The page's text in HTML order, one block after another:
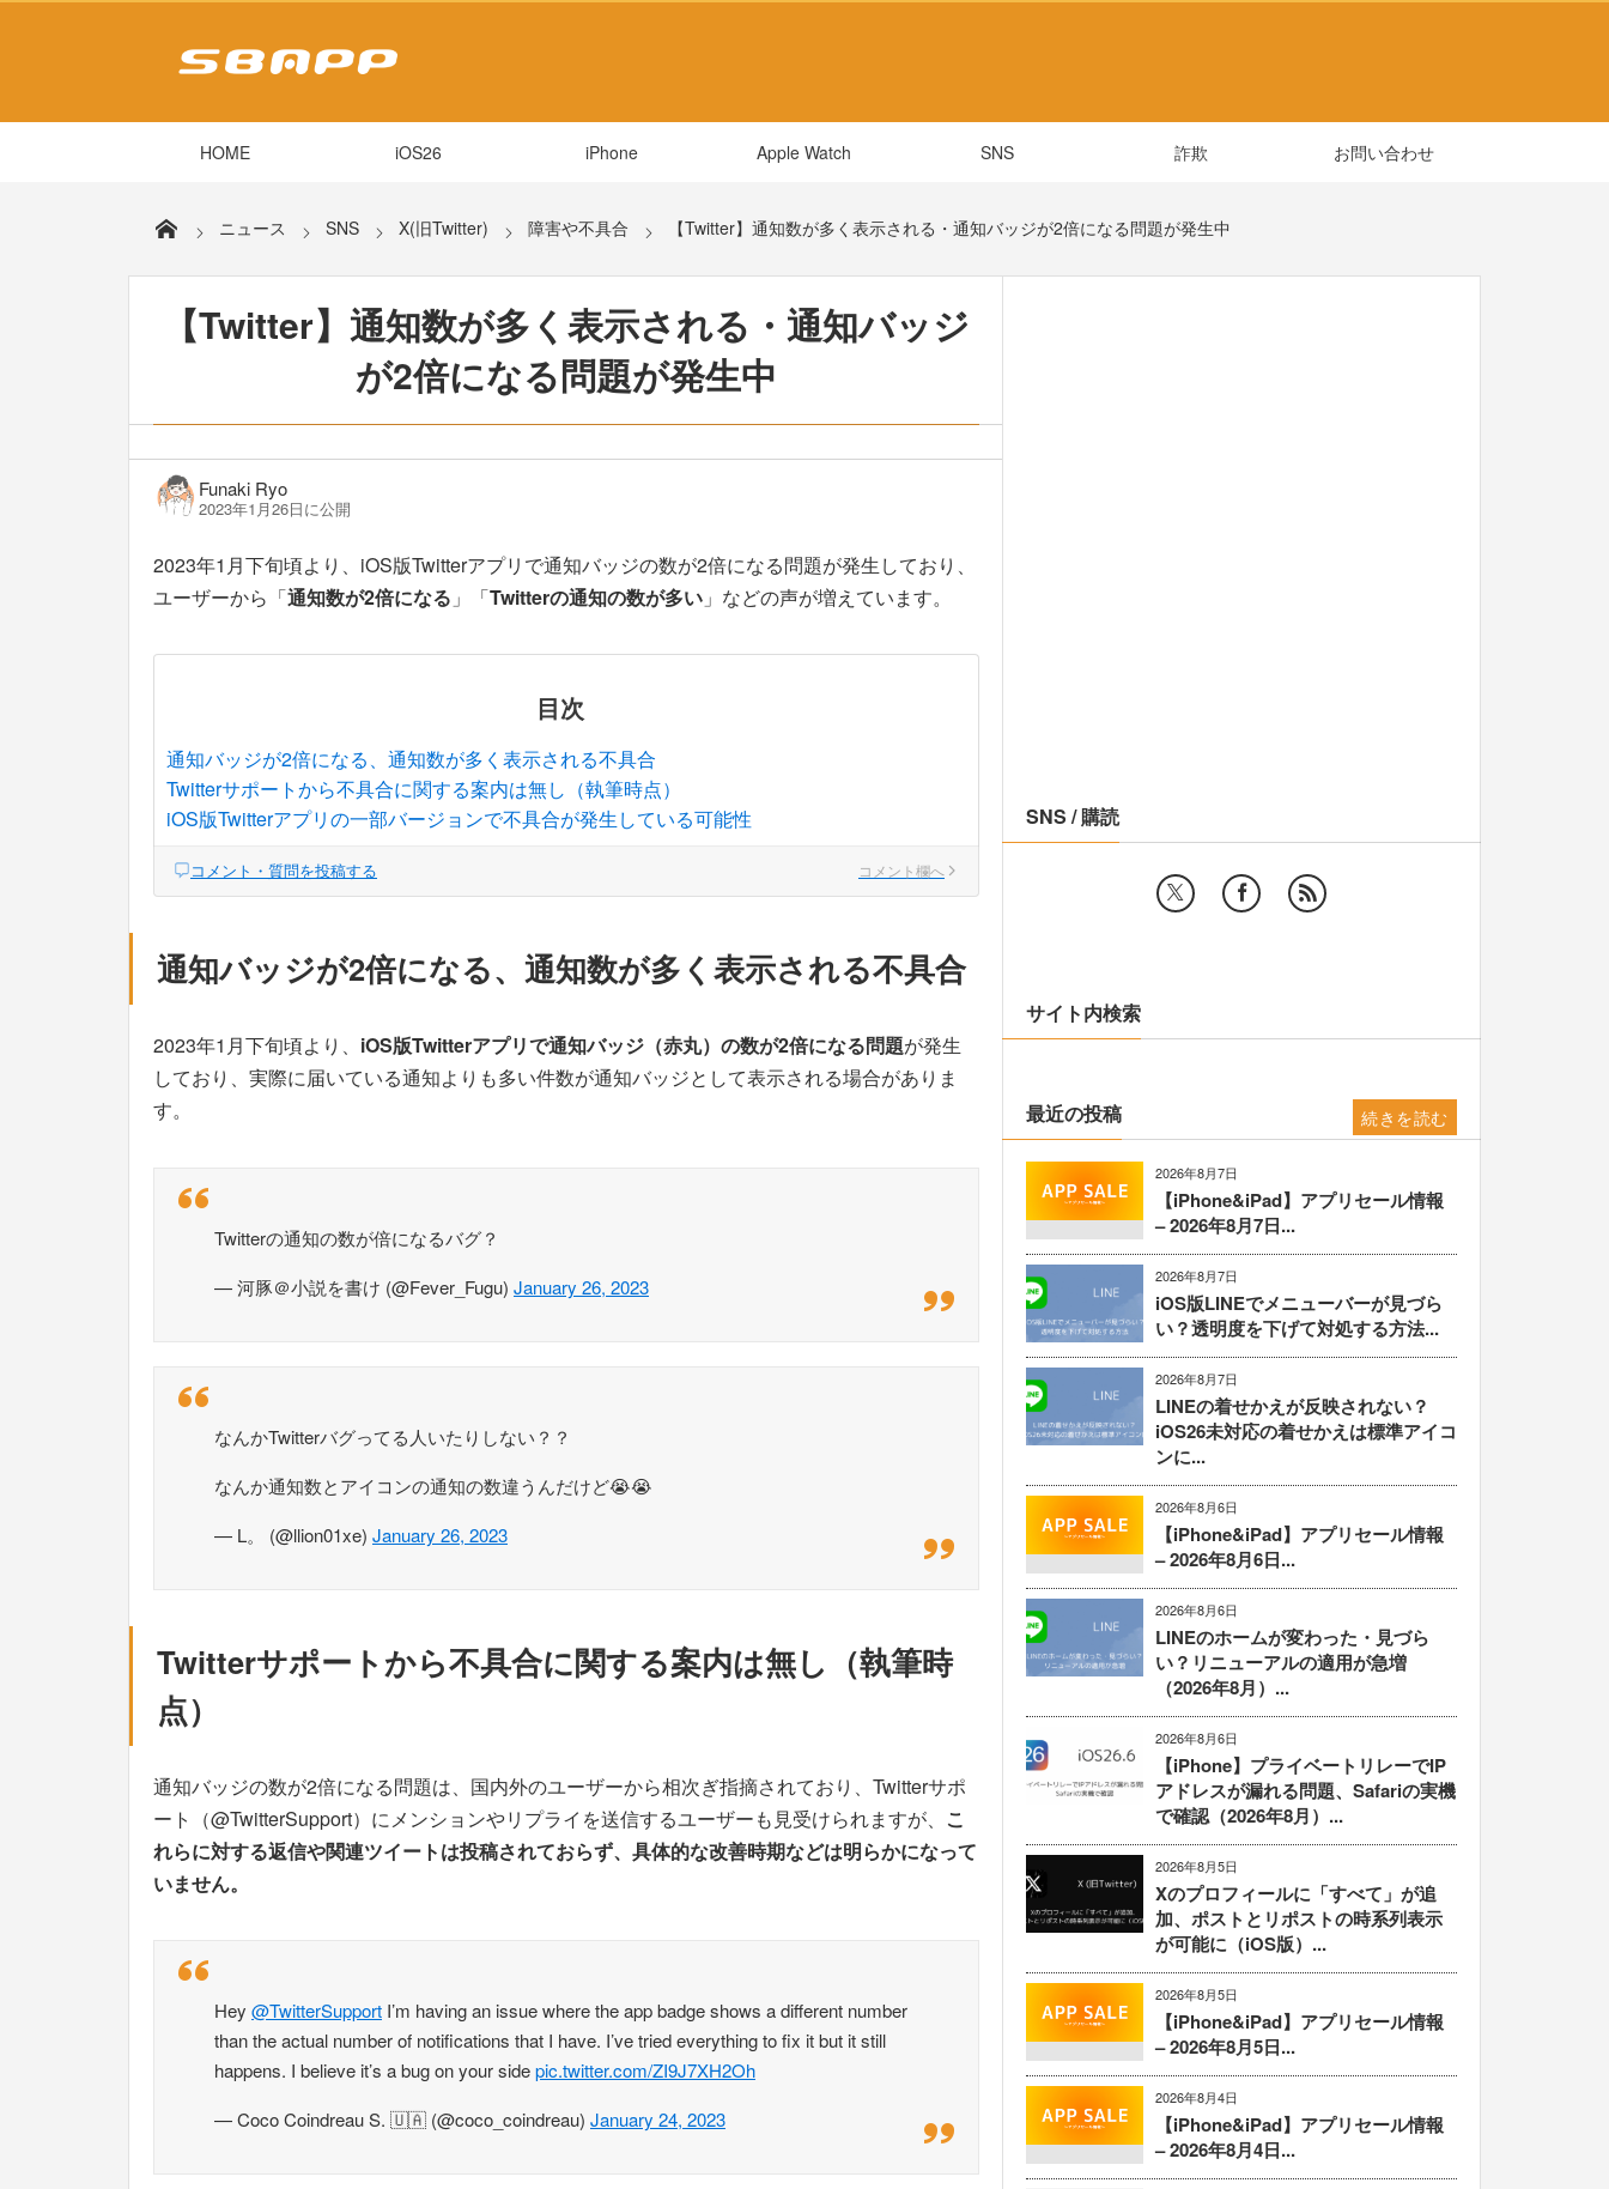
HOME iOS26 iPhone Apple Watch SNS 詐欺 お問い合わせ
ニュース SNS X(旧Twitter) 障害や不具合 【Twitter】通知数が多く表示される・通知バッジが2倍になる問題が発生中
【Twitter】通知数が多く表示される・通知バッジ
が2倍になる問題が発生中
Funaki Ryo
2023年1月26日に公開
2023年1月下旬頃より、iOS版Twitterアプリで通知バッジの数が2倍になる問題が発生しており、
ユーザーから「通知数が2倍になる 」「Twitterの通知の数が多い 」などの声が増えています。
目次
通知バッジが2倍になる、通知数が多く表示される不具合
Twitterサポートから不具合に関する案内は無し（執筆時点）
iOS版Twitterアプリの一部バージョンで不具合が発生している可能性
コメント・質問を投稿する コメント欄へ
通知バッジが2倍になる、通知数が多く表示される不具合
2023年1月下旬頃より、 iOS版Twitterアプリで通知バッジ（赤丸）の数が2倍になる問題が発生
しており、実際に届いている通知よりも多い件数が通知バッジとして表示される場合がありま
す。
Twitterの通知の数が倍になるバグ？
— 河豚＠小説を書け (@Fever_Fugu) January 26, 2023
なんかTwitterバグってる人いたりしない？？
なんか通知数とアイコンの通知の数違うんだけど😭😭
— L。 (@llion01xe) January 26, 2023
Twitterサポートから不具合に関する案内は無し（執筆時
点）
通知バッジの数が2倍になる問題は、国内外のユーザーから相次ぎ指摘されており、Twitterサポ
ート（@TwitterSupport）にメンションやリプライを送信するユーザーも見受けられますが、 こ
れらに対する返信や関連ツイートは投稿されておらず、具体的な改善時期などは明らかになって
いません。
Hey @TwitterSupport I’m having an issue where the app badge shows a different number
than the actual number of notifications that I have. I’ve tried everything to fix it but it still
happens. I believe it’s a bug on your sidepic.twitter.com/ZI9J7XH2Oh
— Coco Coindreau S. 🇺🇦 (@coco_coindreau) January 24, 2023
SNS / 購読
サイト内検索
最近の投稿
2026年8月7日
【iPhone&iPad】アプリセール情報
– 2026年8月7日...
2026年8月7日
iOS版LINEでメニューバーが見づら
い？透明度を下げて対処する方法...
2026年8月7日
LINEの着せかえが反映されない？
iOS26未対応の着せかえは標準アイコ
ンに...
2026年8月6日
【iPhone&iPad】アプリセール情報
– 2026年8月6日...
2026年8月6日
LINEのホームが変わった・見づら
い？リニューアルの適用が急増
（2026年8月）...
2026年8月6日
【iPhone】プライベートリレーでIP
アドレスが漏れる問題、Safariの実機
で確認（2026年8月）...
2026年8月5日
Xのプロフィールに「すべて」が追
加、ポストとリポストの時系列表示
が可能に（iOS版）...
2026年8月5日
【iPhone&iPad】アプリセール情報
– 2026年8月5日...
2026年8月4日
【iPhone&iPad】アプリセール情報
– 2026年8月4日...
続きを読む